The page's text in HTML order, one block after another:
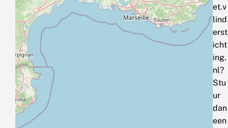
et.v
lind
erst
icht
ing.
nl?
Stu
ur
dan
een